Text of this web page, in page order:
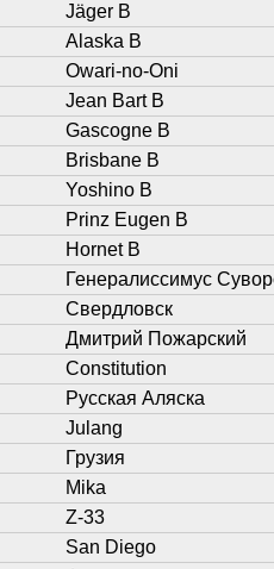
Jäger B
Alaska B
Owari-no-Oni
Jean Bart B
Gascogne B
Brisbane B
Yoshino B
Prinz Eugen B
Hornet B
Генералиссимус
Свердловск
Дмитрий Пожарский
Constitution
Русская Аляска
Julang
Грузия
Mika
Z-33
San Diego